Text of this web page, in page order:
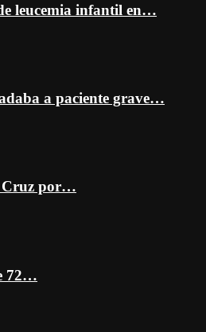
leucemia infantil en…
a paciente grave…
Cruz por…
72…